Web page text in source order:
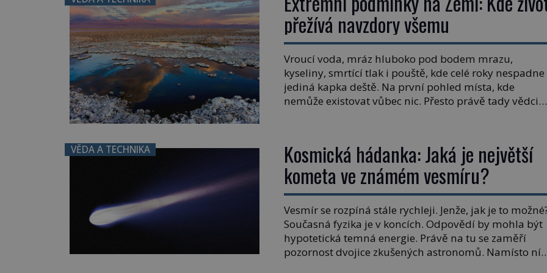
přežívá navzdory všemu
Vroucí voda, mráz hluboko pod bodem mrazu,
kyseliny, smrtící tlak i pouště, kde celé roky nespadne
jediná kapka deště. Na první pohled místa, kde
nemůže existovat vůbec nic. Přesto právě tady vědci
jednou […]
VĚDA A TECHNIKA Kosmická hádanka: Jaká je největší
kometa ve známém vesmíru?
Vesmír se rozpíná stále rychleji. Jenže, jak je to
Současná fyzika je v koncích. Odpovědí by mohla být
hypotetická temná energie. Právě na tu se zaměří
pozornost dvojice zkušených astronomů. Namísto ní